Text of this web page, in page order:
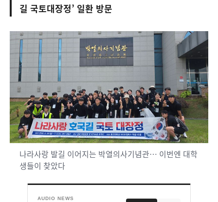
길 국토대장정’ 일환 방문
나라사랑 발길 이어지는 박열의사기념관… 이번엔 대학
생들이 찾았다
AUDIO NEWS